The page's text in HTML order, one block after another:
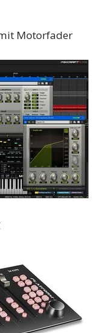
Motorfader